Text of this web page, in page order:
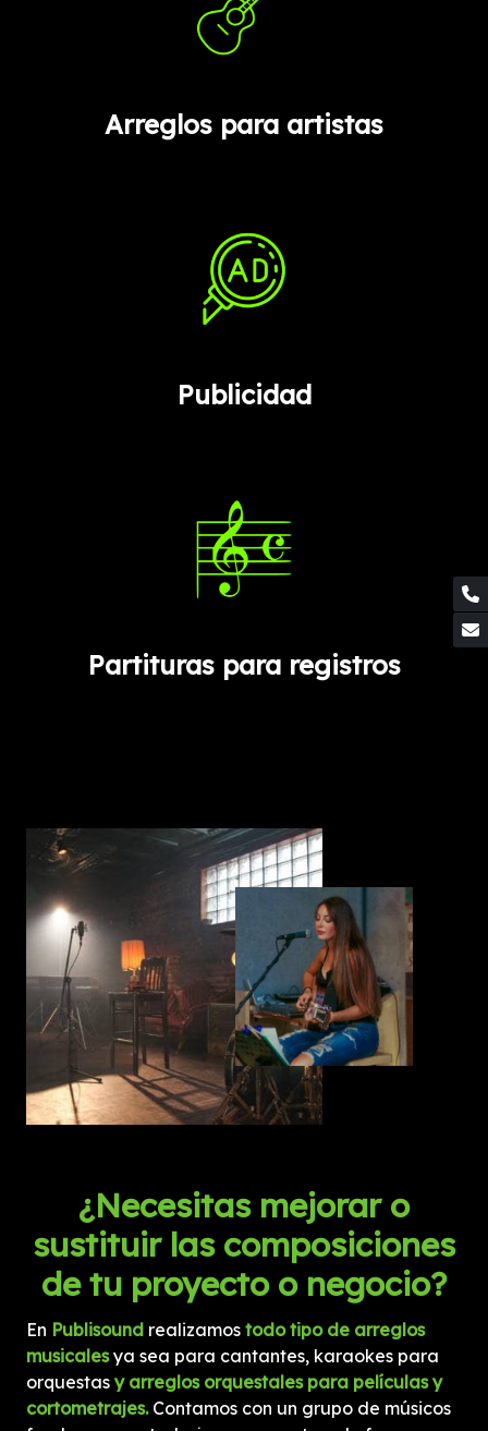
Arreglos para artistas
Publicidad
Partituras para registros
¿Necesitas mejorar o
sustituir las composiciones
de tu proyecto o negocio?
En Publisound realizamos todo tipo de arreglos
musicalesya sea para cantantes, karaokes para
orquestasy arreglos orquestales para películas y
cortometrajes.Contamos con un grupo de músicos